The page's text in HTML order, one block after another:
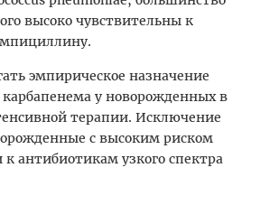
высоко чувствительны к
эмпирическое назначение
у новорожденных в
терапии. Исключение
с высоким риском
к антибиотикам узкого спектра